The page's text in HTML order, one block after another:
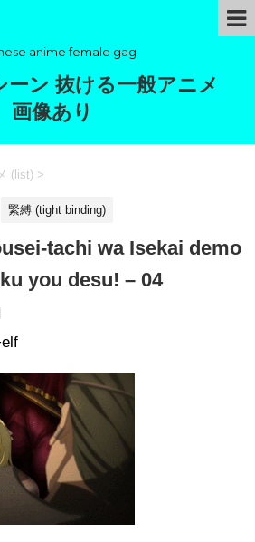
anime female gag
ン 抜ける一般アニメ
画像あり
(list) >
緊縛 (tight binding)
tachi wa Isekai demo
you desu! – 04